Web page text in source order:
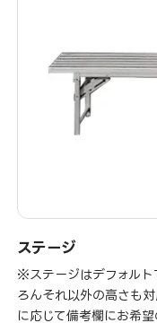
ステージ
※ステージはデフォル
ろんそれ以外の高さも
に応じて備考欄にお希